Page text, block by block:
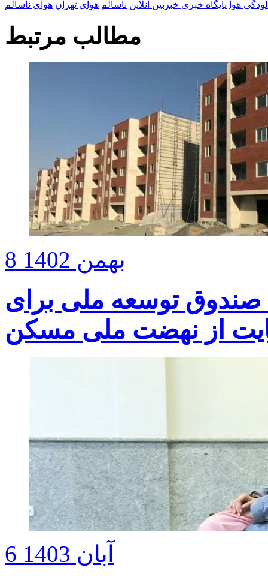
هوا پایگاه خبری خبربین آنلاین ناسالم هوای تهران هوای ناسالم
مطالب مرتبط
8 بهمن 1402
دلاری صندوق توسعه ملی برای
از نهضت ملی مسکن
6 آبان 1403